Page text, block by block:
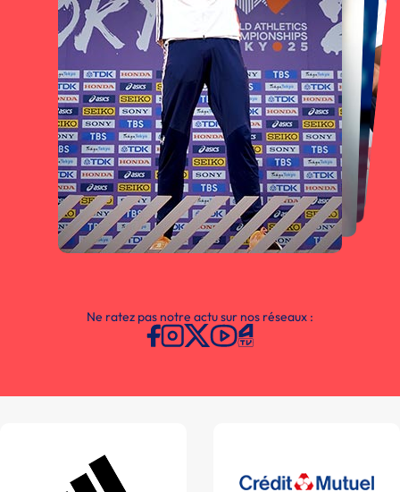
Ne ratez pas notre actu sur nos réseaux :